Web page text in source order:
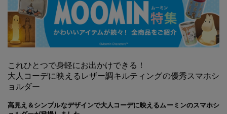
これひとつで身軽にお出かけできる！
大人コーデに映えるレザー調キルティングの優秀スマホシ
ョルダー
高見え＆シンプルなデザインで大人コーデに映えるムーミンのスマホシ